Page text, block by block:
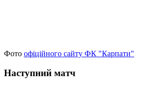
Фото офіційного сайту ФК "Карпати"
Наступний матч